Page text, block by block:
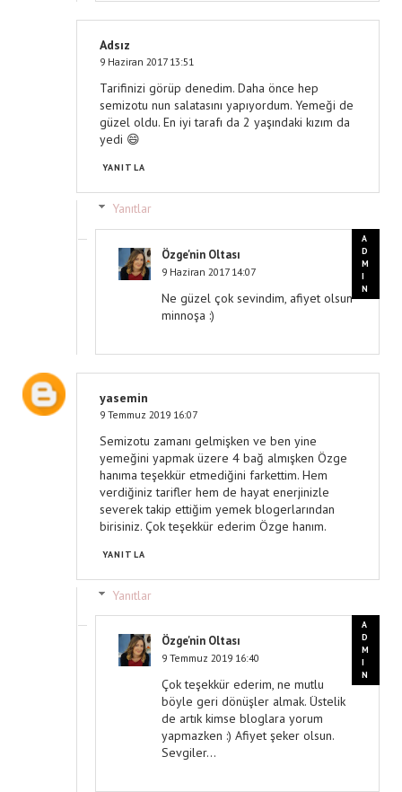
Adsız
9 Haziran 2017 13:51
Tarifinizi görüp denedim. Daha önce hep
semizotu nun salatasını yapıyordum. Yemeği de
güzel oldu. En iyi tarafı da 2 yaşındaki kızım da
yedi 😄
YANITLA
Yanıtlar
Özge'nin Oltası
9 Haziran 2017 14:07
Ne güzel çok sevindim, afiyet olsun
minnoşa :)
yasemin
9 Temmuz 2019 16:07
Semizotu zamanı gelmişken ve ben yine
yemeğini yapmak üzere 4 bağ almışken Özge
hanıma teşekkür etmediğini farkettim. Hem
verdiğiniz tarifler hem de hayat enerjinizle
severek takip ettiğim yemek blogerlarından
birisiniz. Çok teşekkür ederim Özge hanım.
YANITLA
Yanıtlar
Özge'nin Oltası
9 Temmuz 2019 16:40
Çok teşekkür ederim, ne mutlu
böyle geri dönüşler almak. Üstelik
de artık kimse bloglara yorum
yapmazken :) Afiyet şeker olsun.
Sevgiler...